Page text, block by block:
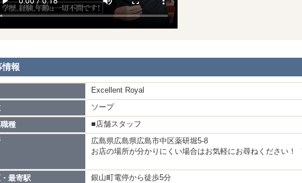
情報
Excellent Royal
ソープ
種
■店舗スタッフ
広島県広島県広島市中区薬研堀5-8
お店の場所が分かりにくい場合はお気軽にお尋ねください！
最寄駅
銀山町電停から徒歩5分